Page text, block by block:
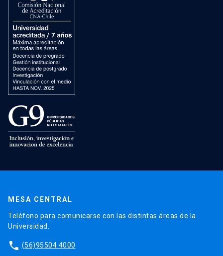
MESA CENTRAL
Teléfono para comunicarse con las distintas áreas de la
Universidad.
phone (56)95504 4000